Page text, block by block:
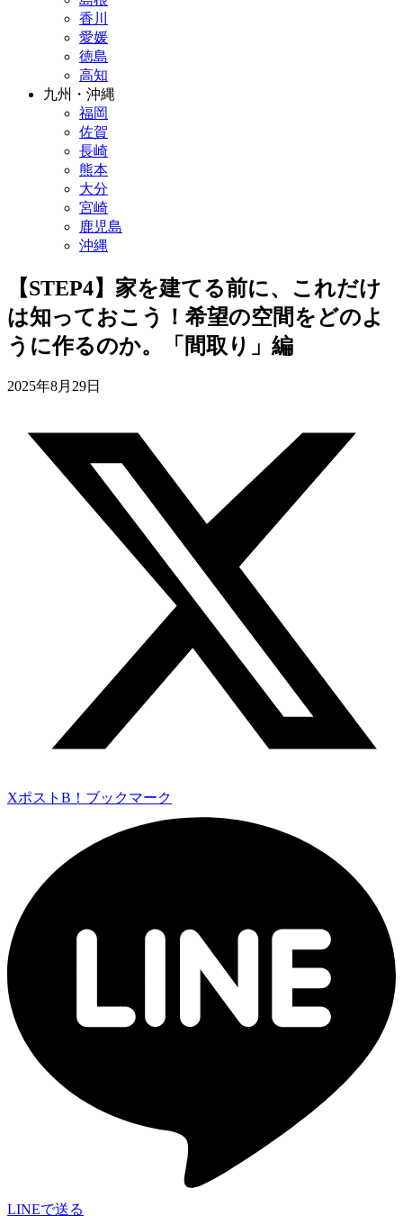
香川
愛媛
徳島
高知
九州・沖縄
福岡
佐賀
長崎
熊本
大分
宮崎
鹿児島
沖縄
【STEP4】家を建てる前に、これだけ
は知っておこう！希望の空間をどのよ
うに作るのか。「間取り」編
2025年8月29日
Xポスト B！ブックマーク
LINEで送る